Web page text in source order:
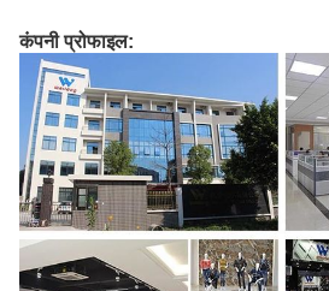
कंपनी प्रोफाइल: